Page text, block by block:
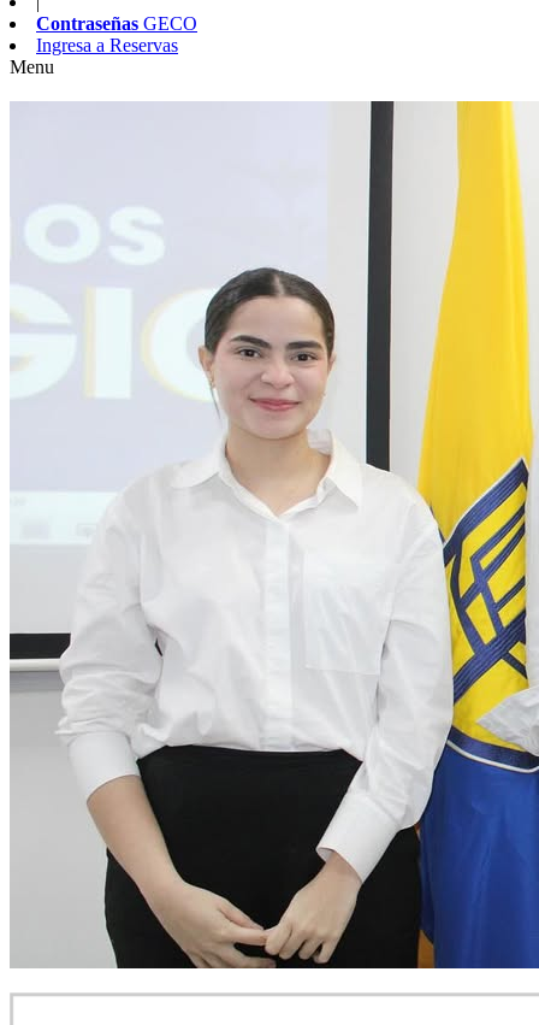
Contraseñas GECO
Ingresa a Reservas
Menu